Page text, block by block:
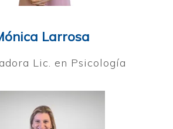
Larrosa
Lic. en Psicología